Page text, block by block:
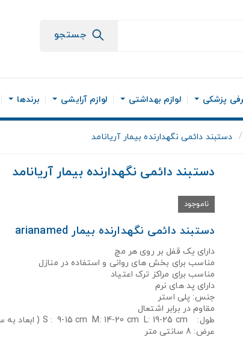
جستجو
پزشکی لوازم بهداشتی لوازم آرایشی برندها
دستبند دائمى نگهدارنده بیمار آریانامد
دستبند دائمى نگهدارنده بیمار آریانامد
ناموجود
دستبند دائمى نگهدارنده بیمار arianamed
دارای یک قفل بر روی هر مچ
مناسب برای بخش های روانی و استفاده در منازل
مناسب برای مراکز ترک اعتیاد
دارای پد های نرم
جنس: پلی استر
مقاوم در برابر اشتعال
طول: S :
9-15 cm M: 14-20 cm L: 19-25 cm
( ابعاد
عرض: 8 سانتی متر